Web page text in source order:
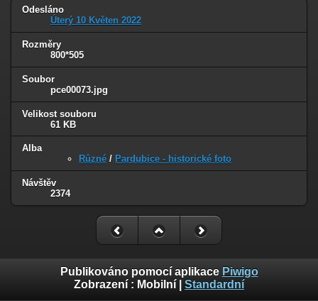
Odesláno
Úterý 10 Květen 2022
Rozměry
800*505
Soubor
pce00073.jpg
Velikost souboru
61 KB
Alba
Různé / Pardubice - historické foto
Návštěv
2374
Publikováno pomocí aplikace Piwigo
Zobrazení : Mobilní Standardní